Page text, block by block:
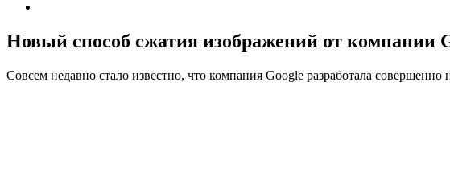
Новый способ сжатия изображений от компании
Совсем недавно стало известно, что компания Google разработала